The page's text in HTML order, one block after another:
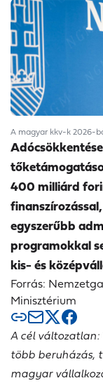
A magyar kkv-k 2026-
400 milliárd
egyszerűbb
programokkal
kis- és
Forrás:
Minisztérium
A cél
több beruházás,
magyar